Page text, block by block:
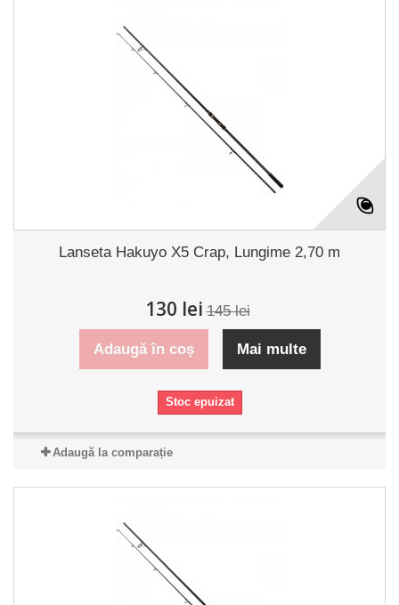
Lanseta Hakuyo X5 Crap, Lungime 2,70 m
130 lei 145 lei
Adaugă în coș Mai multe
Stoc epuizat
Adaugă la comparație